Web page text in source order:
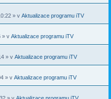
» v Aktualizace programu iTV
» v Aktualizace programu iTV
» v Aktualizace programu iTV
» v Aktualizace programu iTV
» v Aktualizace programu iTV